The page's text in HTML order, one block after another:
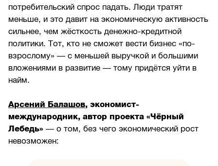
потребительский спрос падать. Люди тратят
меньше, и это давит на экономическую активность
сильнее, чем жёсткость денежно-кредитной
политики. Тот, кто не сможет вести бизнес «по-
взрослому» — с меньшей выручкой и большими
вложениями в развитие — тому придётся уйти в
найм.
Арсений Балашов, экономист-
международник, автор проекта «Чёрный
Лебедь»— о том, без чего экономический рост
невозможен: